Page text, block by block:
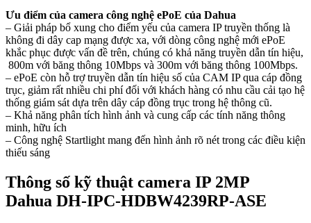
Ưu điểm của camera công nghệ ePoE của Dahua
– Giải pháp bổ xung cho điểm yếu của camera IP truyền thống là
không đi dây cap mạng được xa, với dòng công nghệ mới ePoE
khắc phục được vấn đề trên, chúng có khả năng truyền dẫn tín hiệu,
800m với băng thông 10Mbps và 300m với băng thông 100Mbps.
– ePoE còn hỗ trợ truyền dẫn tín hiệu số của CAM IP qua cáp đồng
trục, giảm rất nhiều chi phí đối với khách hàng có nhu cầu cải tạo hệ
thống giám sát dựa trên dây cáp đồng trục trong hệ thông cũ.
– Khả năng phân tích hình ảnh và cung cấp các tính năng thông
minh, hữu ích
– Công nghệ Startlight mang đến hình ảnh rõ nét trong các điều kiện
thiếu sáng
Thông số kỹ thuật camera IP 2MP
Dahua DH-IPC-HDBW4239RP-ASE